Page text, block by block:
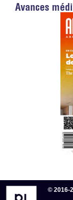
Avances
© 2016-